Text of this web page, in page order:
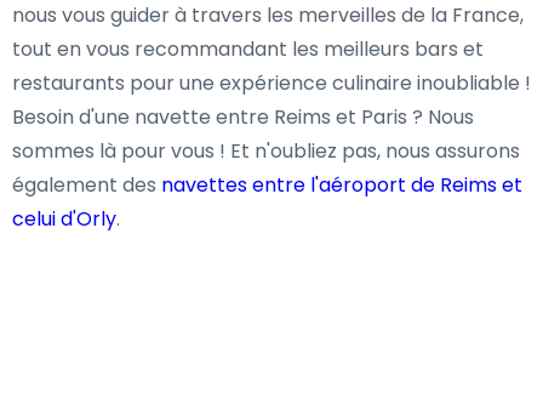
nous vous guider à travers les merveilles de la France,
tout en vous recommandant les meilleurs bars et
restaurants pour une expérience culinaire inoubliable !
Besoin d'une navette entre Reims et Paris ? Nous
sommes là pour vous ! Et n'oubliez pas, nous assurons
également des navettes entre l'aéroport de Reims et
celui d'Orly.